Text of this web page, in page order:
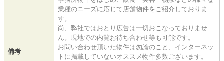
備考
業種のニーズに応じて店舗物件をご紹介しておりま
す。
尚、弊社ではおとり広告は一切おこなっておりませ
ん。現地での内覧お待ち合わせ等も可能です。
お問い合わせ頂いた物件は勿論のこと、インターネッ
トに掲載していないオススメ物件多数ございます。